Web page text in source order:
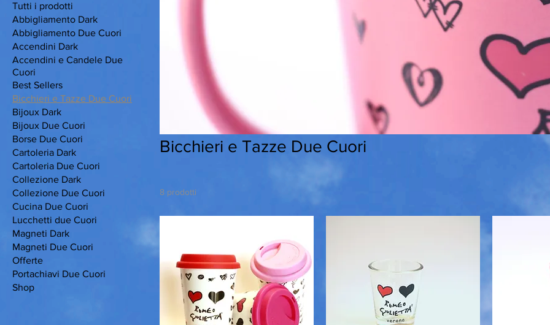
Tutti i prodotti
Abbigliamento Dark
Abbigliamento Due Cuori
Accendini Dark
Accendini e Candele Due
Cuori
Best Sellers
Bicchieri e Tazze Due Cuori
Bijoux Dark
Bijoux Due Cuori
Borse Due Cuori
Cartoleria Dark
Cartoleria Due Cuori
Collezione Dark
Collezione Due Cuori
Cucina Due Cuori
Lucchetti due Cuori
Magneti Dark
Magneti Due Cuori
Offerte
Portachiavi Due Cuori
Shop
Bicchieri e Tazze Due Cuori
8 prodotti